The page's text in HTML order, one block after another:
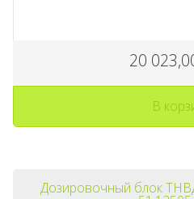
20
В
Дозировочный блок